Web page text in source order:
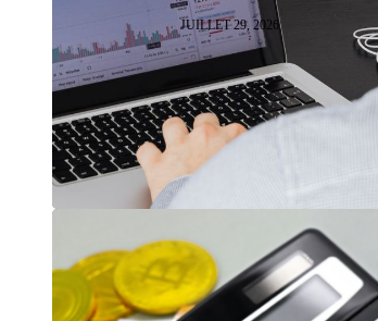
JUILLET 29, 2026